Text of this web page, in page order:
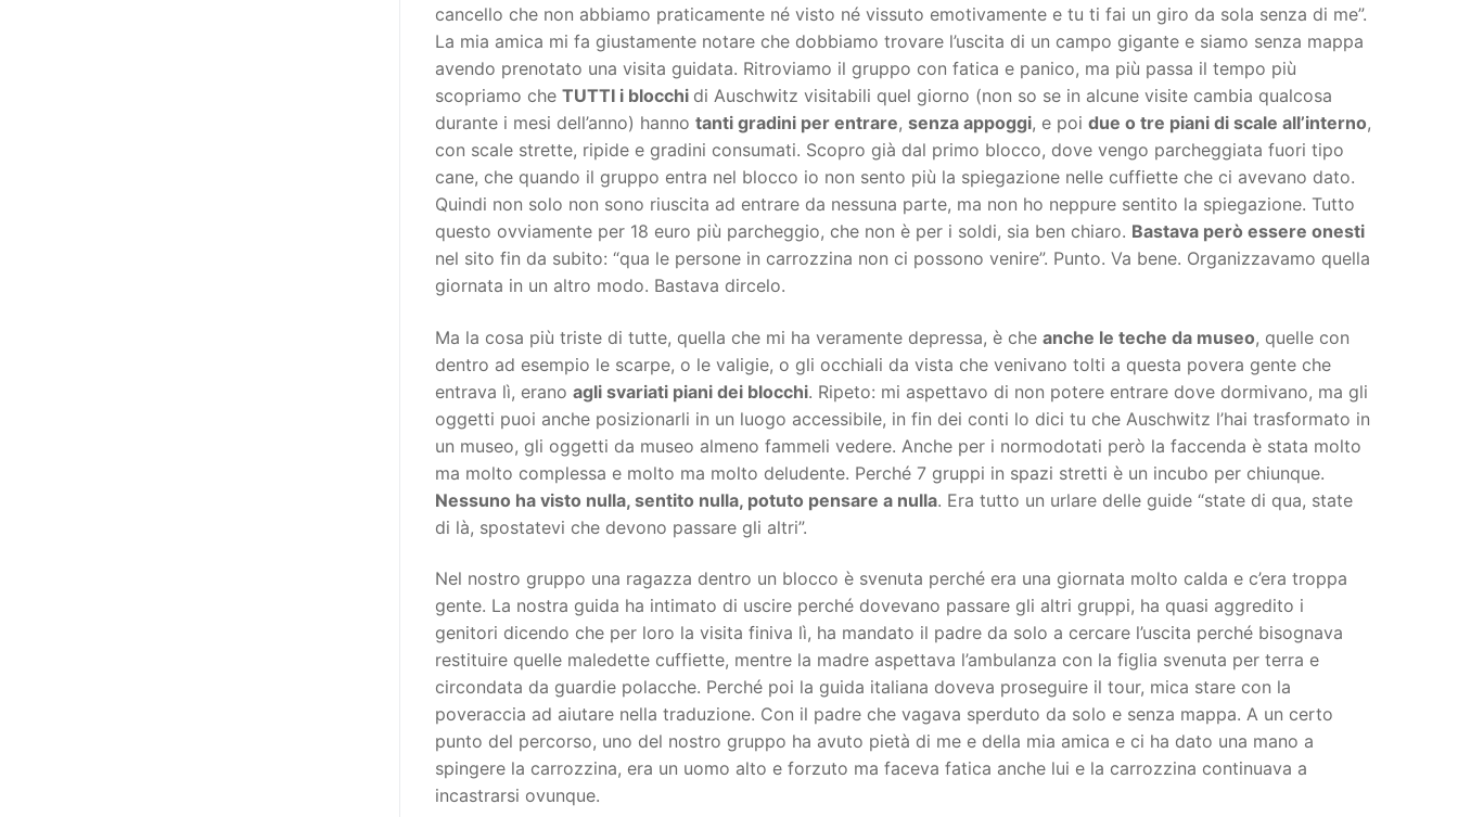
cancello che non abbiamo praticamente né visto né vissuto emotivamente e tu ti fai un giro da sola senza di me”.
La mia amica mi fa giustamente notare che dobbiamo trovare l’uscita di un campo gigante e siamo senza mappa
avendo prenotato una visita guidata. Ritroviamo il gruppo con fatica e panico, ma più passa il tempo più
scopriamo che TUTTI i blocchi di Auschwitz visitabili quel giorno (non so se in alcune visite cambia qualcosa
durante i mesi dell’anno) hanno tanti gradini per entrare, senza appoggi, e poi due o tre piani di scale all’interno,
con scale strette, ripide e gradini consumati. Scopro già dal primo blocco, dove vengo parcheggiata fuori tipo
cane, che quando il gruppo entra nel blocco io non sento più la spiegazione nelle cuffiette che ci avevano dato.
Quindi non solo non sono riuscita ad entrare da nessuna parte, ma non ho neppure sentito la spiegazione. Tutto
questo ovviamente per 18 euro più parcheggio, che non è per i soldi, sia ben chiaro. Bastava però essere onesti
nel sito fin da subito: “qua le persone in carrozzina non ci possono venire”. Punto. Va bene. Organizzavamo quella
giornata in un altro modo. Bastava dircelo.
Ma la cosa più triste di tutte, quella che mi ha veramente depressa, è che anche le teche da museo, quelle con
dentro ad esempio le scarpe, o le valigie, o gli occhiali da vista che venivano tolti a questa povera gente che
entrava lì, erano agli svariati piani dei blocchi. Ripeto: mi aspettavo di non potere entrare dove dormivano, ma gli
oggetti puoi anche posizionarli in un luogo accessibile, in fin dei conti lo dici tu che Auschwitz l’hai trasformato in
un museo, gli oggetti da museo almeno fammeli vedere. Anche per i normodotati però la faccenda è stata molto
ma molto complessa e molto ma molto deludente. Perché 7 gruppi in spazi stretti è un incubo per chiunque.
Nessuno ha visto nulla, sentito nulla, potuto pensare a nulla. Era tutto un urlare delle guide “state di qua, state
di là, spostatevi che devono passare gli altri”.
Nel nostro gruppo una ragazza dentro un blocco è svenuta perché era una giornata molto calda e c’era troppa
gente. La nostra guida ha intimato di uscire perché dovevano passare gli altri gruppi, ha quasi aggredito i
genitori dicendo che per loro la visita finiva lì, ha mandato il padre da solo a cercare l’uscita perché bisognava
restituire quelle maledette cuffiette, mentre la madre aspettava l’ambulanza con la figlia svenuta per terra e
circondata da guardie polacche. Perché poi la guida italiana doveva proseguire il tour, mica stare con la
poveraccia ad aiutare nella traduzione. Con il padre che vagava sperduto da solo e senza mappa. A un certo
punto del percorso, uno del nostro gruppo ha avuto pietà di me e della mia amica e ci ha dato una mano a
spingere la carrozzina, era un uomo alto e forzuto ma faceva fatica anche lui e la carrozzina continuava a
incastrarsi ovunque.